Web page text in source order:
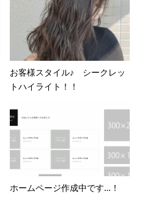
お客様スタイル♪ シークレッ
トハイライト！！
ホームページ作成中です…！